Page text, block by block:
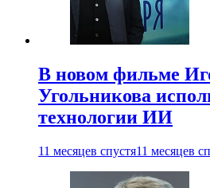
В новом фильме
Угольникова
технологии ИИ
11 месяцев спустя11 месяцев